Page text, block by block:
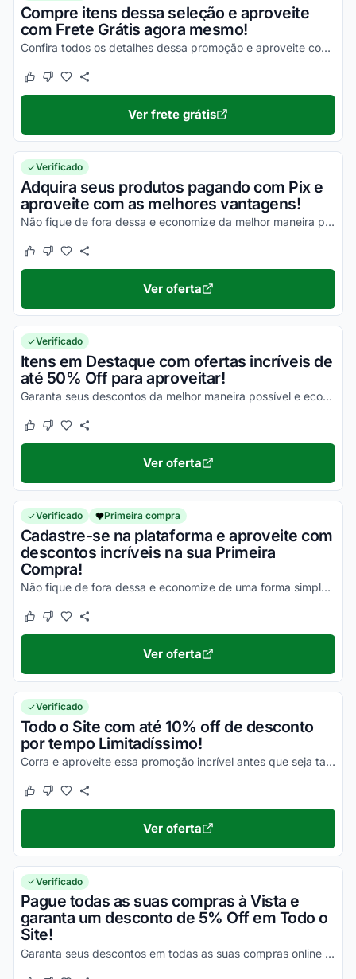
Compre itens dessa seleção e aproveite
com Frete Grátis agora mesmo!
Confira todos os detalhes dessa promoção e aproveite com vantagens simplesmente incríveis!
Este cupom funcionou
Este cupom não funcionou
Ver frete grátis
Verificado
Adquira seus produtos pagando com Pix e
aproveite com as melhores vantagens!
Não fique de fora dessa e economize da melhor maneira possível!
Este cupom funcionou
Este cupom não funcionou
Ver oferta
Verificado
Itens em Destaque com ofertas incríveis de
até 50% Off para aproveitar!
Garanta seus descontos da melhor maneira possível e economize com facilidade nas suas compras!
Este cupom funcionou
Este cupom não funcionou
Ver oferta
Verificado Primeira compra
Cadastre-se na plataforma e aproveite com
descontos incríveis na sua Primeira
Compra!
Não fique de fora dessa e economize de uma forma simples agora mesmo!
Este cupom funcionou
Este cupom não funcionou
Ver oferta
Verificado
Todo o Site com até 10% off de desconto
por tempo Limitadíssimo!
Corra e aproveite essa promoção incrível antes que seja tarde!
Este cupom funcionou
Este cupom não funcionou
Ver oferta
Verificado
Pague todas as suas compras à Vista e
garanta um desconto de 5% Off em Todo o
Site!
Garanta seus descontos em todas as suas compras online e não perca esta incrível oportunidade para economizar!